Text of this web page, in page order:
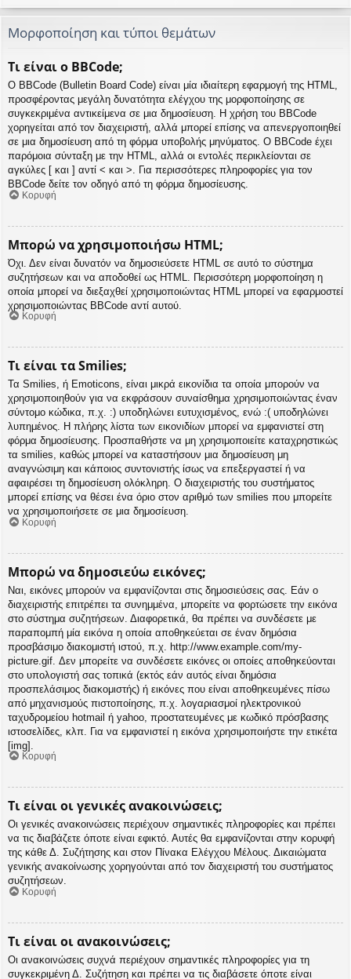
Μορφοποίηση και τύποι θεμάτων
Τι είναι ο BBCode;
Ο BBCode (Bulletin Board Code) είναι μία ιδιαίτερη εφαρμογή της HTML,
προσφέροντας μεγάλη δυνατότητα ελέγχου της μορφοποίησης σε
συγκεκριμένα αντικείμενα σε μια δημοσίευση. Η χρήση του BBCode
χορηγείται από τον διαχειριστή, αλλά μπορεί επίσης να απενεργοποιηθεί
σε μια δημοσίευση από τη φόρμα υποβολής μηνύματος. Ο BBCode έχει
παρόμοια σύνταξη με την HTML, αλλά οι εντολές περικλείονται σε
αγκύλες [ και ] αντί < και >. Για περισσότερες πληροφορίες για τον
BBCode δείτε τον οδηγό από τη φόρμα δημοσίευσης.
Κορυφή
Μπορώ να χρησιμοποιήσω HTML;
Όχι. Δεν είναι δυνατόν να δημοσιεύσετε HTML σε αυτό το σύστημα
συζητήσεων και να αποδοθεί ως HTML. Περισσότερη μορφοποίηση η
οποία μπορεί να διεξαχθεί χρησιμοποιώντας HTML μπορεί να εφαρμοστεί
χρησιμοποιώντας BBCode αντί αυτού.
Κορυφή
Τι είναι τα Smilies;
Τα Smilies, ή Emoticons, είναι μικρά εικονίδια τα οποία μπορούν να
χρησιμοποιηθούν για να εκφράσουν συναίσθημα χρησιμοποιώντας έναν
σύντομο κώδικα, π.χ. :) υποδηλώνει ευτυχισμένος, ενώ :( υποδηλώνει
λυπημένος. Η πλήρης λίστα των εικονιδίων μπορεί να εμφανιστεί στη
φόρμα δημοσίευσης. Προσπαθήστε να μη χρησιμοποιείτε καταχρηστικώς
τα smilies, καθώς μπορεί να καταστήσουν μια δημοσίευση μη
αναγνώσιμη και κάποιος συντονιστής ίσως να επεξεργαστεί ή να
αφαιρέσει τη δημοσίευση ολόκληρη. Ο διαχειριστής του συστήματος
μπορεί επίσης να θέσει ένα όριο στον αριθμό των smilies που μπορείτε
να χρησιμοποιήσετε σε μια δημοσίευση.
Κορυφή
Μπορώ να δημοσιεύω εικόνες;
Ναι, εικόνες μπορούν να εμφανίζονται στις δημοσιεύσεις σας. Εάν ο
διαχειριστής επιτρέπει τα συνημμένα, μπορείτε να φορτώσετε την εικόνα
στο σύστημα συζητήσεων. Διαφορετικά, θα πρέπει να συνδέσετε με
παραπομπή μία εικόνα η οποία αποθηκεύεται σε έναν δημόσια
προσβάσιμο διακομιστή ιστού, π.χ. http://www.example.com/my-
picture.gif. Δεν μπορείτε να συνδέσετε εικόνες οι οποίες αποθηκεύονται
στο υπολογιστή σας τοπικά (εκτός εάν αυτός είναι δημόσια
προσπελάσιμος διακομιστής) ή εικόνες που είναι αποθηκευμένες πίσω
από μηχανισμούς πιστοποίησης, π.χ. λογαριασμοί ηλεκτρονικού
ταχυδρομείου hotmail ή yahoo, προστατευμένες με κωδικό πρόσβασης
ιστοσελίδες, κλπ. Για να εμφανιστεί η εικόνα χρησιμοποιήστε την ετικέτα
[img].
Κορυφή
Τι είναι οι γενικές ανακοινώσεις;
Οι γενικές ανακοινώσεις περιέχουν σημαντικές πληροφορίες και πρέπει
να τις διαβάζετε όποτε είναι εφικτό. Αυτές θα εμφανίζονται στην κορυφή
της κάθε Δ. Συζήτησης και στον Πίνακα Ελέγχου Μέλους. Δικαιώματα
γενικής ανακοίνωσης χορηγούνται από τον διαχειριστή του συστήματος
συζητήσεων.
Κορυφή
Τι είναι οι ανακοινώσεις;
Οι ανακοινώσεις συχνά περιέχουν σημαντικές πληροφορίες για τη
συγκεκριμένη Δ. Συζήτηση και πρέπει να τις διαβάσετε όποτε είναι